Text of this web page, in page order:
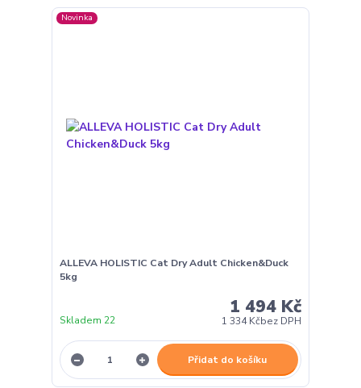
Novinka
ALLEVA HOLISTIC Cat Dry Adult Chicken&Duck
5kg
1 494 Kč
1 334 Kčbez DPH
Skladem 22
Přidat do košíku